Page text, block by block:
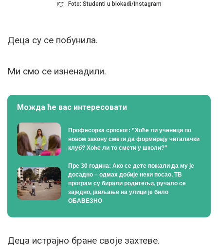
Foto: Studenti u blokadi/Instagram
Деца су се побунила.
Ми смо се изненадили.
Можда ће вас интересовати
Професорка српског: ”Хоће ли ученици по
новом закону смети да формирају читалачки
клуб? Хоће ли то смети у школи?”
Пре 30 година: Ако се дете пожали да му је
досадно – одмах добије неки посао, ТВ
програм су бирали родитељи, ручало се
заједно, јављање на улици је било
ОБАВЕЗНО
Деца истрајно бране своје захтеве.